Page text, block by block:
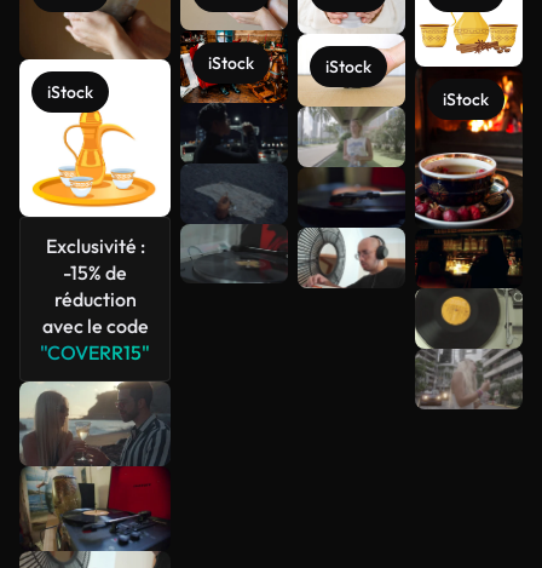
iStock
Exclusivité :
-15% de
réduction
avec le code
"COVERR15"
iStock iStock
iStock
Voir plus